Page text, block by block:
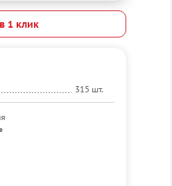
1 клик
315 шт.